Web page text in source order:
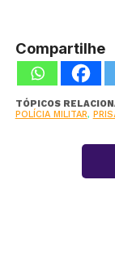
Compartilhe
TÓPICOS
POLÍCIA MILITAR,